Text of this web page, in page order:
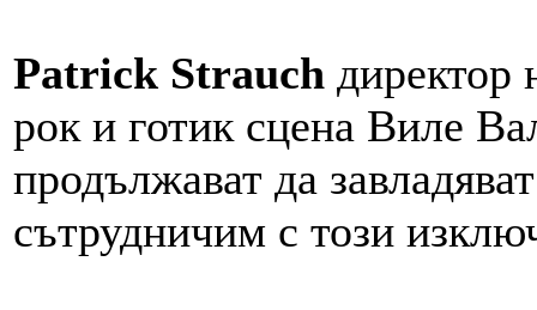
Patrick Strauch директор
рок и готик сцена Виле
продължават да
сътрудничим с този